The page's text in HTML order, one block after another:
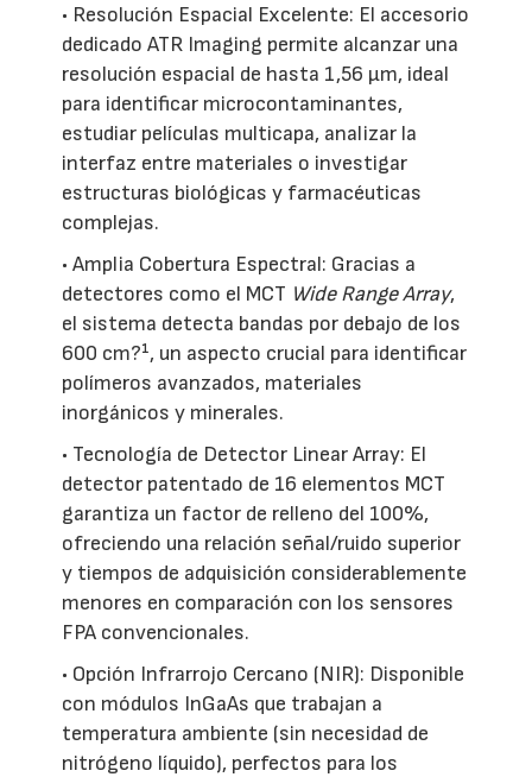
• Resolución Espacial Excelente: El accesorio
dedicado ATR Imaging permite alcanzar una
resolución espacial de hasta 1,56 µm, ideal
para identificar microcontaminantes,
estudiar películas multicapa, analizar la
interfaz entre materiales o investigar
estructuras biológicas y farmacéuticas
complejas.
• Amplia Cobertura Espectral: Gracias a
detectores como el MCT Wide Range Array,
el sistema detecta bandas por debajo de los
600 cm?¹, un aspecto crucial para identificar
polímeros avanzados, materiales
inorgánicos y minerales.
• Tecnología de Detector Linear Array: El
detector patentado de 16 elementos MCT
garantiza un factor de relleno del 100%,
ofreciendo una relación señal/ruido superior
y tiempos de adquisición considerablemente
menores en comparación con los sensores
FPA convencionales.
• Opción Infrarrojo Cercano (NIR): Disponible
con módulos InGaAs que trabajan a
temperatura ambiente (sin necesidad de
nitrógeno líquido), perfectos para los